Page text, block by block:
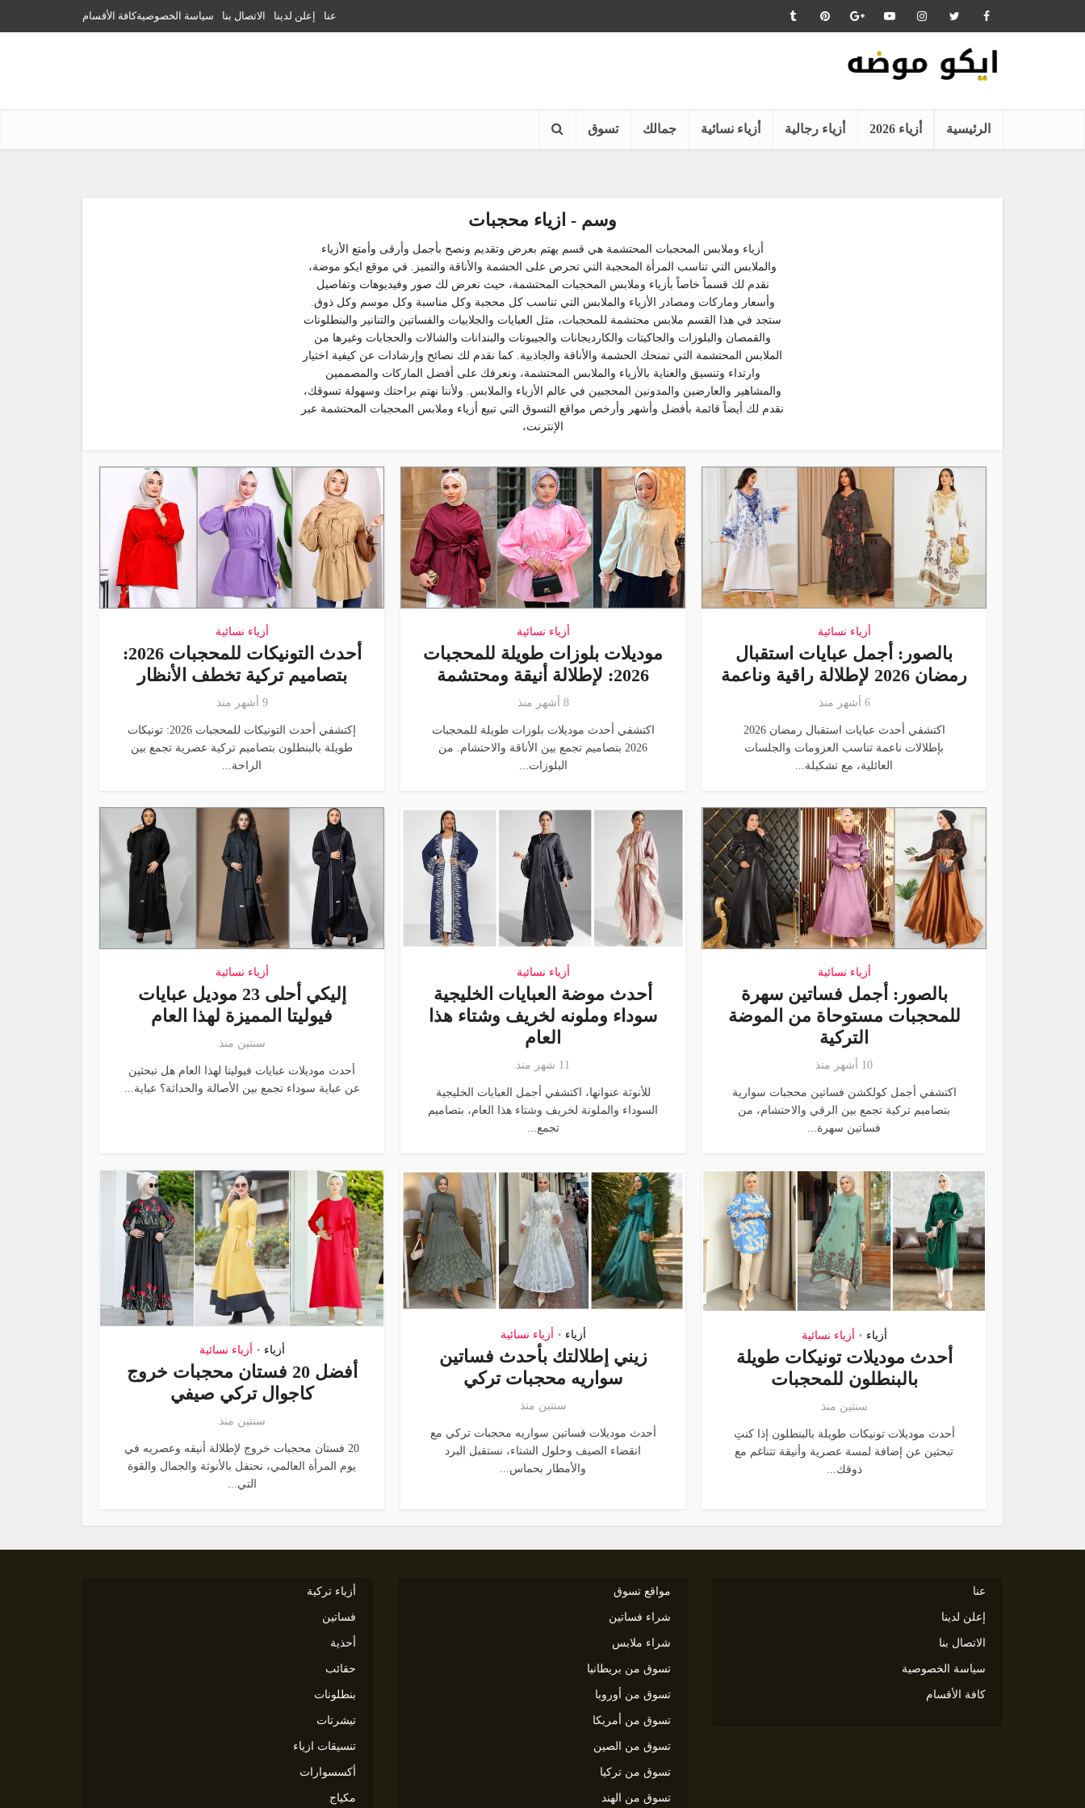
عنا إعلن لدينا الاتصال بنا سياسة الخصوصيةكافة الأقسام
الرئيسية أزياء 2026 أزياء رجالية أزياء نسائية جمالك تسوق
وسم - ازياء محجبات
أزياء وملابس المحجبات المحتشمة هي قسم يهتم بعرض وتقديم ونصح بأجمل وأرقى وأمتع الأزياء
والملابس التي تناسب المرأة المحجبة التي تحرص على الحشمة والأناقة والتميز. في موقع ايكو موضة،
نقدم لك قسماً خاصاً بأزياء وملابس المحجبات المحتشمة، حيث نعرض لك صور وفيديوهات وتفاصيل
وأسعار وماركات ومصادر الأزياء والملابس التي تناسب كل محجبة وكل مناسبة وكل موسم وكل ذوق.
ستجد في هذا القسم ملابس محتشمة للمحجبات، مثل العبايات والجلابيات والفساتين والتنانير والبنطلونات
والقمصان والبلوزات والجاكيتات والكارديجانات والجيبونات والبندانات والشالات والحجابات وغيرها من
الملابس المحتشمة التي تمنحك الحشمة والأناقة والجاذبية. كما نقدم لك نصائح وإرشادات عن كيفية اختيار
وارتداء وتنسيق والعناية بالأزياء والملابس المحتشمة، ونعرفك على أفضل الماركات والمصممين
والمشاهير والعارضين والمدونين المحجبين في عالم الأزياء والملابس. ولأننا نهتم براحتك وسهولة تسوقك،
نقدم لك أيضاً قائمة بأفضل وأشهر وأرخص مواقع التسوق التي تبيع أزياء وملابس المحجبات المحتشمة عبر
الإنترنت،
أزياء نسائية
بالصور: أجمل عبايات استقبال
رمضان 2026 لإطلالة راقية وناعمة
6 أشهر منذ
اكتشفي أحدث عبايات استقبال رمضان 2026
بإطلالات ناعمة تناسب العزومات والجلسات
العائلية، مع تشكيلة...
أزياء نسائية
موديلات بلوزات طويلة للمحجبات
2026: لإطلالة أنيقة ومحتشمة
8 أشهر منذ
اكتشفي أحدث موديلات بلوزات طويلة للمحجبات
2026 بتصاميم تجمع بين الأناقة والاحتشام. من
البلوزات...
أزياء نسائية
أحدث التونيكات للمحجبات 2026:
بتصاميم تركية تخطف الأنظار
9 أشهر منذ
إكتشفي أحدث التونيكات للمحجبات 2026: تونيكات
طويلة بالبنطلون بتصاميم تركية عصرية تجمع بين
الراحة...
أزياء نسائية
بالصور: أجمل فساتين سهرة
للمحجبات مستوحاة من الموضة
التركية
10 أشهر منذ
اكتشفي أجمل كولكشن فساتين محجبات سوارية
بتصاميم تركية تجمع بين الرقي والاحتشام، من
فساتين سهرة...
أزياء نسائية
أحدث موضة العبايات الخليجية
سوداء وملونه لخريف وشتاء هذا
العام
11 شهر منذ
للأنوثة عنوانها، اكتشفي أجمل العبايات الخليجية
السوداء والملونة لخريف وشتاء هذا العام، بتصاميم
تجمع...
أزياء نسائية
إليكي أحلى 23 موديل عبايات
فيوليتا المميزة لهذا العام
سنتين منذ
أحدث موديلات عبايات فيوليتا لهذا العام هل تبحثين
عن عباية سوداء تجمع بين الأصالة والحداثة؟ عباية...
أزياء • أزياء نسائية
أحدث موديلات تونيكات طويلة
بالبنطلون للمحجبات
سنتين منذ
أحدث موديلات تونيكات طويلة بالبنطلون إذا كنتِ
تبحثين عن إضافة لمسة عصرية وأنيقة تتناغم مع
ذوقك...
أزياء • أزياء نسائية
زيني إطلالتك بأحدث فساتين
سواريه محجبات تركي
سنتين منذ
أحدث موديلات فساتين سواريه محجبات تركي مع
انقضاء الصيف وحلول الشتاء، نستقبل البرد
والأمطار بحماس...
أزياء • أزياء نسائية
أفضل 20 فستان محجبات خروج
كاجوال تركي صيفي
سنتين منذ
20 فستان محجبات خروج لإطلالة أنيقه وعصريه في
يوم المرأة العالمي، نحتفل بالأنوثة والجمال والقوة
التي...
أزياء تركية
فساتين
أحذية
حقائب
بنطلونات
تيشرتات
تنسيقات ازياء
أكسسوارات
مكياج
مواقع تسوق
شراء فساتين
شراء ملابس
تسوق من بريطانيا
تسوق من أوروبا
تسوق من أمريكا
تسوق من الصين
تسوق من تركيا
تسوق من الهند
عنا
إعلن لدينا
الاتصال بنا
سياسة الخصوصية
كافة الأقسام